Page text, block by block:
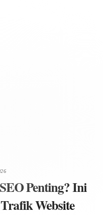
Penting? Ini
Website